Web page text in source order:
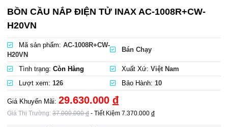
BỒN CẦU NẮP ĐIỆN TỬ INAX AC-1008R+CW-
H20VN
Mã sản phẩm: AC-1008R+CW-
H20VN
Bán Chạy
Tình trạng: Còn Hàng Xuất Xứ: Việt Nam
Lượt xem: 126 Bảo Hành: 10
Giá Khuyến Mãi: 29.630.000 đ
Giá Thị Trường: 37.000.000đ - Tiết Kiệm 7.370.000 đ